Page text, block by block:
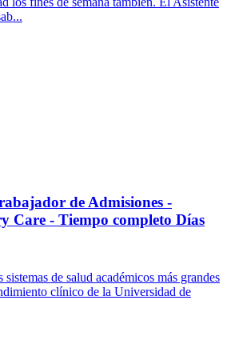
de Admisiones -
Care - Tiempo completo Días
de salud académicos más grandes
clínico de la Universidad de